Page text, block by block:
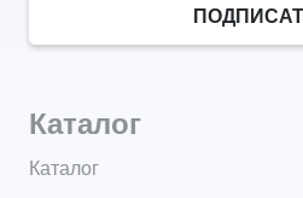
Каталог
Каталог